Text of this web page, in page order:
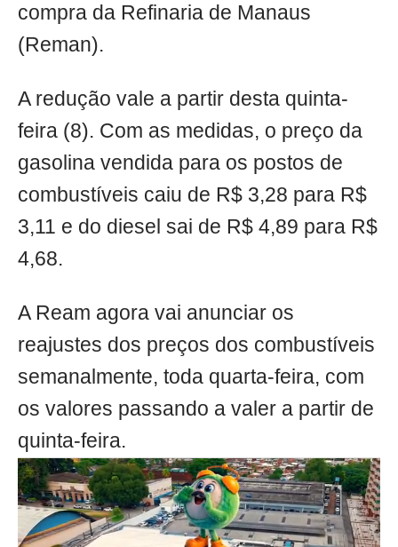
compra da Refinaria de Manaus
(Reman).
A redução vale a partir desta quinta-
feira (8). Com as medidas, o preço da
gasolina vendida para os postos de
combustíveis caiu de R$ 3,28 para R$
3,11 e do diesel sai de R$ 4,89 para R$
4,68.
A Ream agora vai anunciar os
reajustes dos preços dos combustíveis
semanalmente, toda quarta-feira, com
os valores passando a valer a partir de
quinta-feira.